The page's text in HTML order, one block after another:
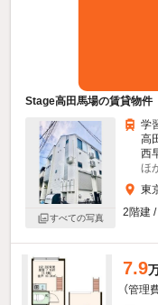
Stage高田馬場の賃貸物件
すべての写真
学
高
西
ほ
東
2階建
7.9
（管理